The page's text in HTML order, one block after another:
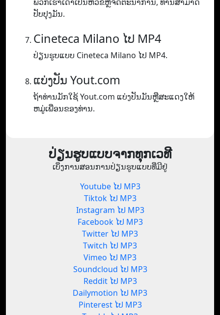
ປັບປຸງມັນ.
Cineteca Milano ໄປ MP4
ປ່ຽນຮູບແບບ Cineteca Milano ໄປ MP4.
ແບ່ງປັນ Yout.com
ຖ້າທ່ານມັກໃຊ້ Yout.com ແບ່ງປັນມັນຫຼືສະແດງໃຫ້
ຫມູ່ເພື່ອນຂອງທ່ານ.
ປ່ຽນຮູບແບບຈາກທຸກເວທີ
ເບິ່ງການສອນການປ່ຽນຮູບແບບທີ່ມີຢູ່
Youtube ໄປ MP3
Tiktok ໄປ MP3
Instagram ໄປ MP3
Facebook ໄປ MP3
Twitter ໄປ MP3
Twitch ໄປ MP3
Vimeo ໄປ MP3
Soundcloud ໄປ MP3
Reddit ໄປ MP3
Dailymotion ໄປ MP3
Pinterest ໄປ MP3